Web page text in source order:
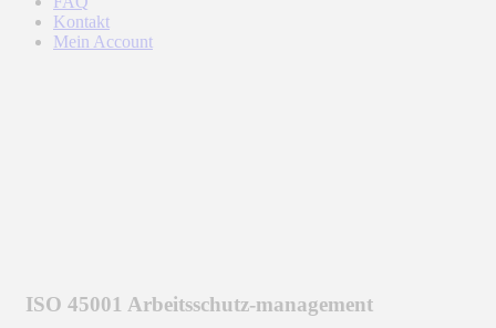
Kontakt
Mein Account
ISO 45001 Arbeitsschutz-management